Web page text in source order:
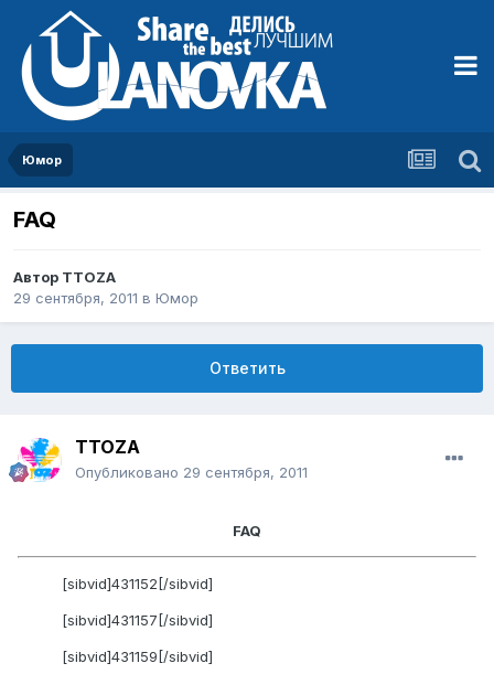
Юмор
FAQ
Автор TTOZA
29 сентября, 2011 в Юмор
Ответить
TTOZA
Опубликовано 29 сентября, 2011
FAQ
[sibvid]431152[/sibvid]
[sibvid]431157[/sibvid]
[sibvid]431159[/sibvid]